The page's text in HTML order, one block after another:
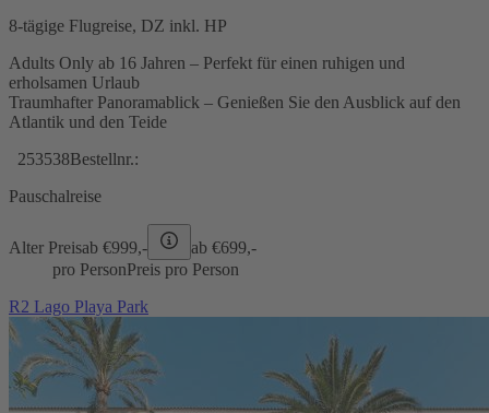
8-tägige Flugreise, DZ inkl. HP
Adults Only ab 16 Jahren – Perfekt für einen ruhigen und
erholsamen Urlaub
Traumhafter Panoramablick – Genießen Sie den Ausblick auf den
Atlantik und den Teide
253538Bestellnr.:
Pauschalreise
Alter Preisab €999,- ab €699,-
pro PersonPreis pro Person
R2 Lago Playa Park